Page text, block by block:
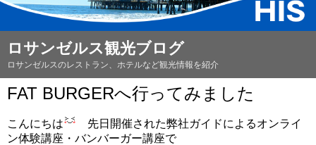
ロサンゼルス観光ブログ
ロサンゼルスのレストラン、ホテルなど観光情報を紹介
FAT BURGERへ行ってみました
こんにちは
先日開催された弊社ガイドによるオンライ
ン体験講座・バンバーガー講座で